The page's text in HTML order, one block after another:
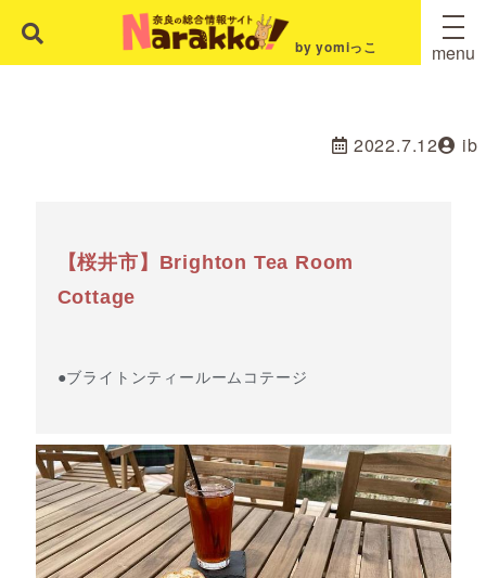
by yomiっこ menu
2022.7.12 ib
【桜井市】Brighton Tea Room
Cottage
●ブライトンティールームコテージ